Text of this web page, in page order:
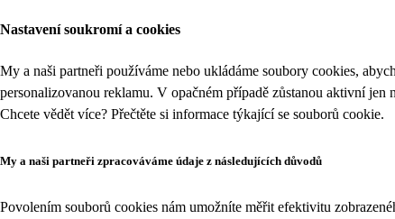
Nastavení soukromí a cookies
My a naši partneři používáme nebo ukládáme soubory cookies,
personalizovanou reklamu. V opačném případě zůstanou aktivní
Chcete vědět více? Přečtěte si informace týkající se souborů cookie.
My a naši partneři zpracováváme údaje z následujících důvodů
Povolením souborů cookies nám umožníte měřit efektivitu